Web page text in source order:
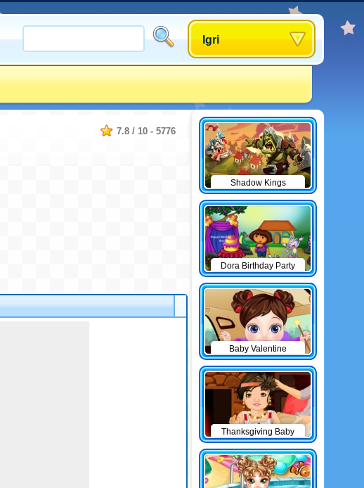
Igri
7.8 / 10 - 5776
Shadow Kings
Dora Birthday Party
Baby Valentine
Thanksgiving Baby
Outfits